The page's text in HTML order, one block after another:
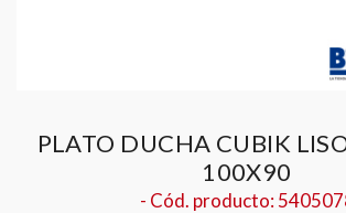
PLATO DUCHA CUBIK
100X90
- Cód. producto: